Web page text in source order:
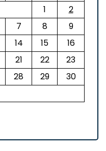
1
2
7 8
9
14 15
16
21 22
23
28 29
30